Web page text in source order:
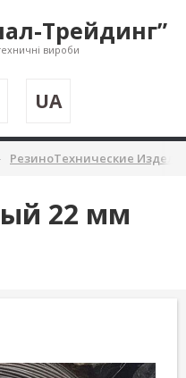
Трейдинг”
вироби
UA
РезиноТехнические
22 мм